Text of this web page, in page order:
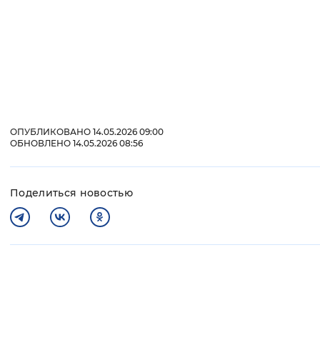
ОПУБЛИКОВАНО 14.05.2026 09:00
ОБНОВЛЕНО 14.05.2026 08:56
Поделиться новостью